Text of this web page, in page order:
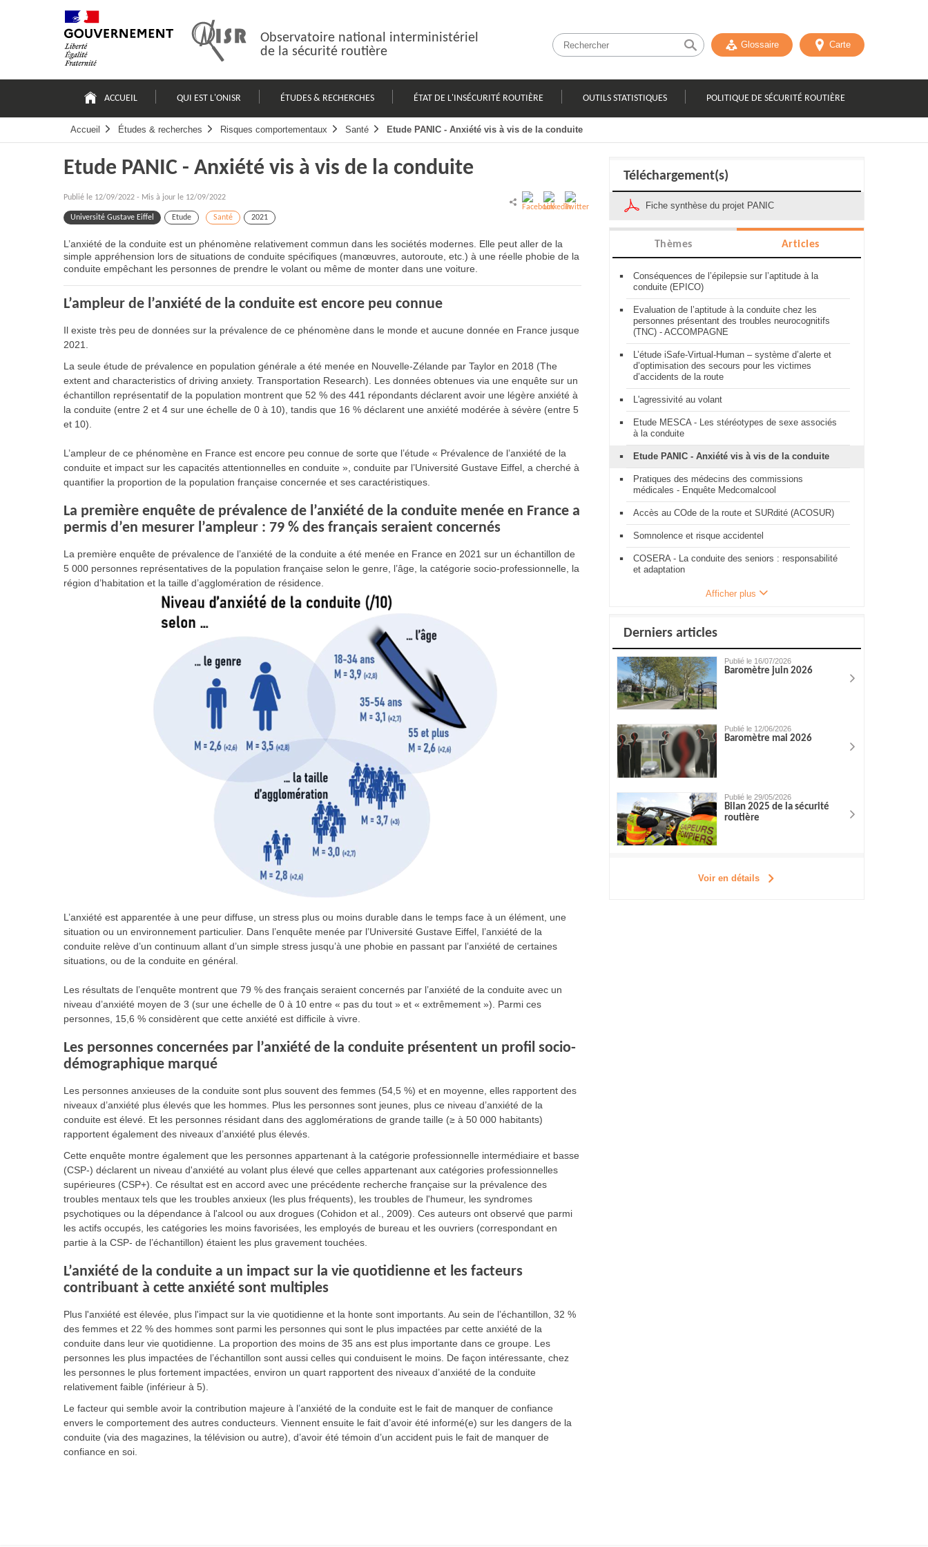
Observatoire national interministériel
de la sécurité routière
Glossaire Carte
principale
ACCUEIL QUI EST L'ONISR ÉTUDES & RECHERCHES ÉTAT DE L'INSÉCURITÉ ROUTIÈRE OUTILS STATISTIQUES POLITIQUE DE SÉCURITÉ ROUTIÈRE
Accueil Études & recherches Risques comportementaux Santé Etude PANIC - Anxiété vis à vis de la conduite
Etude PANIC - Anxiété vis à vis de la conduite
Publié le 12/09/2022 - Mis à jour le 12/09/2022
Université Gustave Eiffel Etude Santé 2021
L’anxiété de la conduite est un phénomène relativement commun dans les sociétés modernes. Elle peut aller de la
simple appréhension lors de situations de conduite spécifiques (manœuvres, autoroute, etc.) à une réelle phobie de la
conduite empêchant les personnes de prendre le volant ou même de monter dans une voiture.
L’ampleur de l’anxiété de la conduite est encore peu connue
Il existe très peu de données sur la prévalence de ce phénomène dans le monde et aucune donnée en France jusque
2021.
La seule étude de prévalence en population générale a été menée en Nouvelle-Zélande par Taylor en 2018 (The
extent and characteristics of driving anxiety. Transportation Research). Les données obtenues via une enquête sur un
échantillon représentatif de la population montrent que 52 % des 441 répondants déclarent avoir une légère anxiété à
la conduite (entre 2 et 4 sur une échelle de 0 à 10), tandis que 16 % déclarent une anxiété modérée à sévère (entre 5
et 10).
L’ampleur de ce phénomène en France est encore peu connue de sorte que l’étude « Prévalence de l’anxiété de la
conduite et impact sur les capacités attentionnelles en conduite », conduite par l’Université Gustave Eiffel, a cherché à
quantifier la proportion de la population française concernée et ses caractéristiques.
La première enquête de prévalence de l’anxiété de la conduite menée en France a
permis d’en mesurer l’ampleur : 79 % des français seraient concernés
La première enquête de prévalence de l’anxiété de la conduite a été menée en France en 2021 sur un échantillon de
5 000 personnes représentatives de la population française selon le genre, l’âge, la catégorie socio-professionnelle, la
région d’habitation et la taille d’agglomération de résidence.
L’anxiété est apparentée à une peur diffuse, un stress plus ou moins durable dans le temps face à un élément, une
situation ou un environnement particulier. Dans l’enquête menée par l’Université Gustave Eiffel, l’anxiété de la
conduite relève d’un continuum allant d’un simple stress jusqu’à une phobie en passant par l’anxiété de certaines
situations, ou de la conduite en général.
Les résultats de l’enquête montrent que 79 % des français seraient concernés par l’anxiété de la conduite avec un
niveau d’anxiété moyen de 3 (sur une échelle de 0 à 10 entre « pas du tout » et « extrêmement »). Parmi ces
personnes, 15,6 % considèrent que cette anxiété est difficile à vivre.
Les personnes concernées par l’anxiété de la conduite présentent un profil socio-
démographique marqué
Les personnes anxieuses de la conduite sont plus souvent des femmes (54,5 %) et en moyenne, elles rapportent des
niveaux d’anxiété plus élevés que les hommes. Plus les personnes sont jeunes, plus ce niveau d’anxiété de la
conduite est élevé. Et les personnes résidant dans des agglomérations de grande taille (≥ à 50 000 habitants)
rapportent également des niveaux d’anxiété plus élevés.
Cette enquête montre également que les personnes appartenant à la catégorie professionnelle intermédiaire et basse
(CSP-) déclarent un niveau d'anxiété au volant plus élevé que celles appartenant aux catégories professionnelles
supérieures (CSP+). Ce résultat est en accord avec une précédente recherche française sur la prévalence des
troubles mentaux tels que les troubles anxieux (les plus fréquents), les troubles de l'humeur, les syndromes
psychotiques ou la dépendance à l'alcool ou aux drogues (Cohidon et al., 2009). Ces auteurs ont observé que parmi
les actifs occupés, les catégories les moins favorisées, les employés de bureau et les ouvriers (correspondant en
partie à la CSP- de l’échantillon) étaient les plus gravement touchées.
L’anxiété de la conduite a un impact sur la vie quotidienne et les facteurs
contribuant à cette anxiété sont multiples
Plus l'anxiété est élevée, plus l'impact sur la vie quotidienne et la honte sont importants. Au sein de l’échantillon, 32 %
des femmes et 22 % des hommes sont parmi les personnes qui sont le plus impactées par cette anxiété de la
conduite dans leur vie quotidienne. La proportion des moins de 35 ans est plus importante dans ce groupe. Les
personnes les plus impactées de l’échantillon sont aussi celles qui conduisent le moins. De façon intéressante, chez
les personnes le plus fortement impactées, environ un quart rapportent des niveaux d’anxiété de la conduite
relativement faible (inférieur à 5).
Le facteur qui semble avoir la contribution majeure à l’anxiété de la conduite est le fait de manquer de confiance
envers le comportement des autres conducteurs. Viennent ensuite le fait d’avoir été informé(e) sur les dangers de la
conduite (via des magazines, la télévision ou autre), d’avoir été témoin d’un accident puis le fait de manquer de
confiance en soi.
Téléchargement(s)
Fiche synthèse du projet PANIC
Thèmes Articles
Conséquences de l’épilepsie sur l’aptitude à la
conduite (EPICO)
Evaluation de l’aptitude à la conduite chez les
personnes présentant des troubles neurocognitifs
(TNC) - ACCOMPAGNE
L’étude iSafe-Virtual-Human – système d’alerte et
d’optimisation des secours pour les victimes
d’accidents de la route
L'agressivité au volant
Etude MESCA - Les stéréotypes de sexe associés
à la conduite
Etude PANIC - Anxiété vis à vis de la conduite
Pratiques des médecins des commissions
médicales - Enquête Medcomalcool
Accès au COde de la route et SURdité (ACOSUR)
Somnolence et risque accidentel
COSERA - La conduite des seniors : responsabilité
et adaptation
Afficher plus
Derniers articles
Publié le 16/07/2026
Baromètre juin 2026
Publié le 12/06/2026
Baromètre mai 2026
Publié le 29/05/2026
Bilan 2025 de la sécurité
routière
Voir en détails